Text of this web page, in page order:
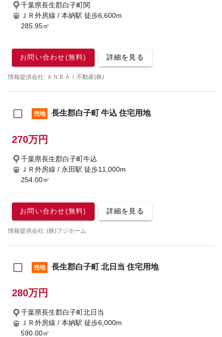
千葉県長生郡白子町関
ＪＲ外房線 / 本納駅 徒歩6,600m
285.95㎡
お問い合わせ(無料) 詳細を見る
情報提供会社: ＡＮＢＡＩ不動産(株)
売地 長生郡白子町 牛込 住宅用地
270万円
千葉県長生郡白子町牛込
ＪＲ外房線 / 永田駅 徒歩11,000m
254.00㎡
お問い合わせ(無料) 詳細を見る
情報提供会社: (株)フジホーム
売地 長生郡白子町 北日当 住宅用地
280万円
千葉県長生郡白子町北日当
ＪＲ外房線 / 本納駅 徒歩6,000m
590.00㎡